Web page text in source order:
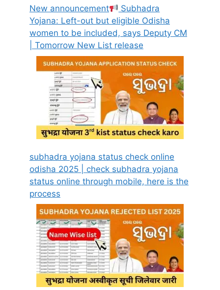
New announcement
Subhadra
Yojana: Left-out but eligible Odisha
women to be included, says Deputy CM
| Tomorrow New List release
subhadra yojana status check online
odisha 2025 | check subhadra yojana
status online through mobile, here is the
process